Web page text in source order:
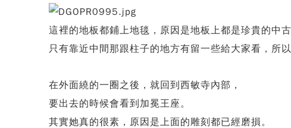
這裡的地板都鋪上地毯，原因是地板上都是珍貴的中古
只有靠近中間那跟柱子的地方有留一些給大家看，所
在外面繞的一圈之後，就回到西敏寺內部，
要出去的時候會看到加冕王座。
其實她真的很素，原因是上面的雕刻都已經磨損。